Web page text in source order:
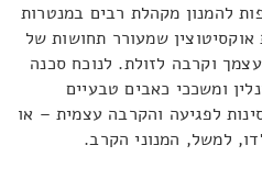
להמנון מקהלת רבים במנטרות
שמעורר תחושות של
וקרבה לזולת. לנוכח סכנה
ומשככי כאבים טבעיים
לפגיעה והקרבה עצמית – או
למשל, המנוני הקרב.